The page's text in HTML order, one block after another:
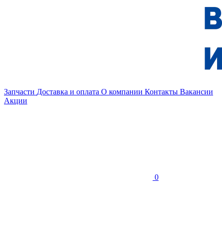
Запчасти Доставка и оплата О компании Контакты Вакансии
Акции
0